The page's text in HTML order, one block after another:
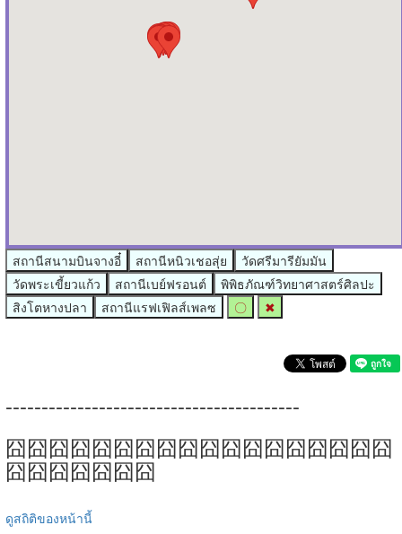
สถานีสนามบินจางอี๋ สถานีหนิวเชอสุ่ย
วัดศรีมารียัมมัน
วัดพระเขี้ยวแก้ว
สถานีเบย์ฟรอนต์
พิพิธภัณฑ์วิทยาศาสตร์ศิลปะ
สิงโตหางปลา
สถานีแรฟเฟิลส์เพลซ 〇 ✖
-----------------------------------------
囧囧囧囧囧囧囧囧囧囧囧囧囧囧囧囧囧囧
囧囧囧囧囧囧囧
ดูสถิติของหน้านี้